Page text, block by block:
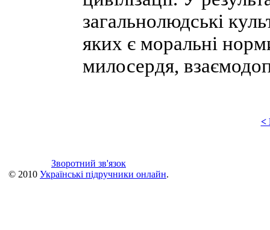
загальнолюдські
яких є моральні
милосердя,
<
Зворотний зв'язок
© 2010 Українські підручники онлайн.